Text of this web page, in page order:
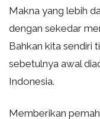
Makna yang lebih
dengan sekedar
Bahkan kita sendiri
sebetulnya awal
Indonesia.
Memberikan